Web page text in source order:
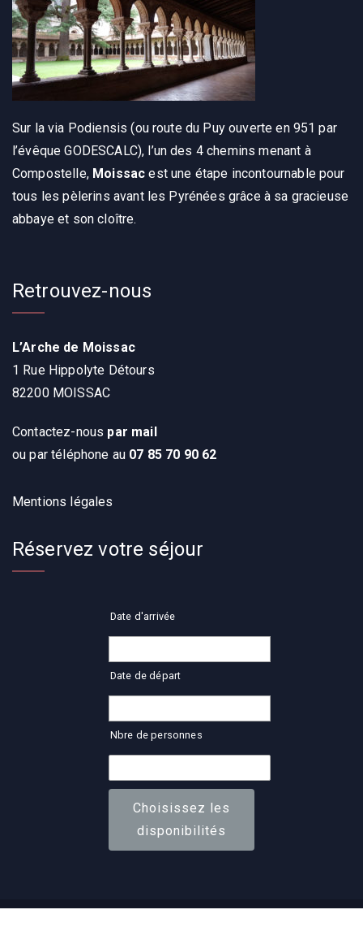
Sur la via Podiensis (ou route du Puy ouverte en 951 par
l’évêque GODESCALC), l’un des 4 chemins menant à
Compostelle, Moissac est une étape incontournable pour
tous les pèlerins avant les Pyrénées grâce à sa gracieuse
abbaye et son cloître.
Retrouvez-nous
L’Arche de Moissac
1 Rue Hippolyte Détours
82200 MOISSAC
Contactez-nous par mail
ou par téléphone au 07 85 70 90 62
Mentions légales
Réservez votre séjour
Date d'arrivée
Date de départ
Nbre de personnes
Choisissez les
disponibilités